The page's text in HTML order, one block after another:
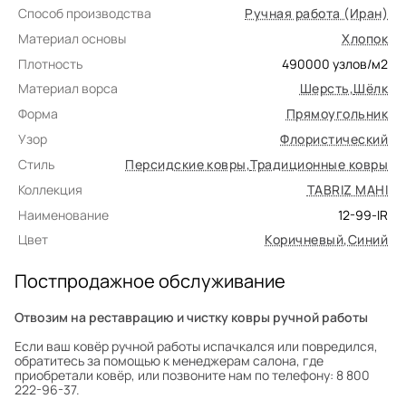
Способ производства
Ручная работа (Иран)
Материал основы
Хлопок
Плотность
490000 узлов/м2
Материал ворса
Шерсть,Шёлк
Форма
Прямоугольник
Узор
Флористический
Стиль
Персидские ковры,Традиционные ковры
Коллекция
TABRIZ MAHI
Наименование
12-99-IR
Цвет
Коричневый,Синий
Постпродажное обслуживание
Отвозим на реставрацию и чистку ковры ручной работы
Если ваш ковёр ручной работы испачкался или повредился,
обратитесь за помощью к менеджерам салона, где
приобретали ковёр, или позвоните нам по телефону: 8 800
222-96-37.